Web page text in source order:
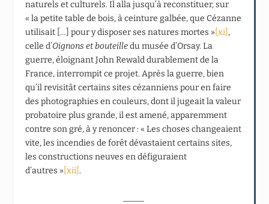
naturels et culturels. Il alla jusqu’à reconstituer, sur
« la petite table de bois, à ceinture galbée, que Cézanne
utilisait […] pour y disposer ses natures mortes » [xi] ,
celle d’Oignons et bouteilledu musée d’Orsay. La
guerre, éloignant John Rewald durablement de la
France, interrompit ce projet. Après la guerre, bien
qu’il revisitât certains sites cézanniens pour en faire
des photographies en couleurs, dont il jugeait la valeur
probatoire plus grande, il est amené, apparemment
contre son gré, à y renoncer : « Les choses changeaient
vite, les incendies de forêt dévastaient certains sites,
les constructions neuves en défiguraient
d’autres » [xii].